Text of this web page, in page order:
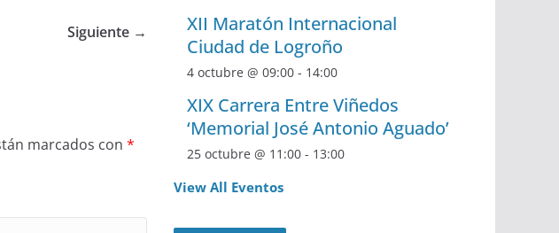
Siguiente →
marcados con *
XII Maratón Internacional
Ciudad de Logroño
4 octubre @ 09:00 - 14:00
XIX Carrera Entre Viñedos
‘Memorial José Antonio Aguado’
25 octubre @ 11:00 - 13:00
View All Eventos